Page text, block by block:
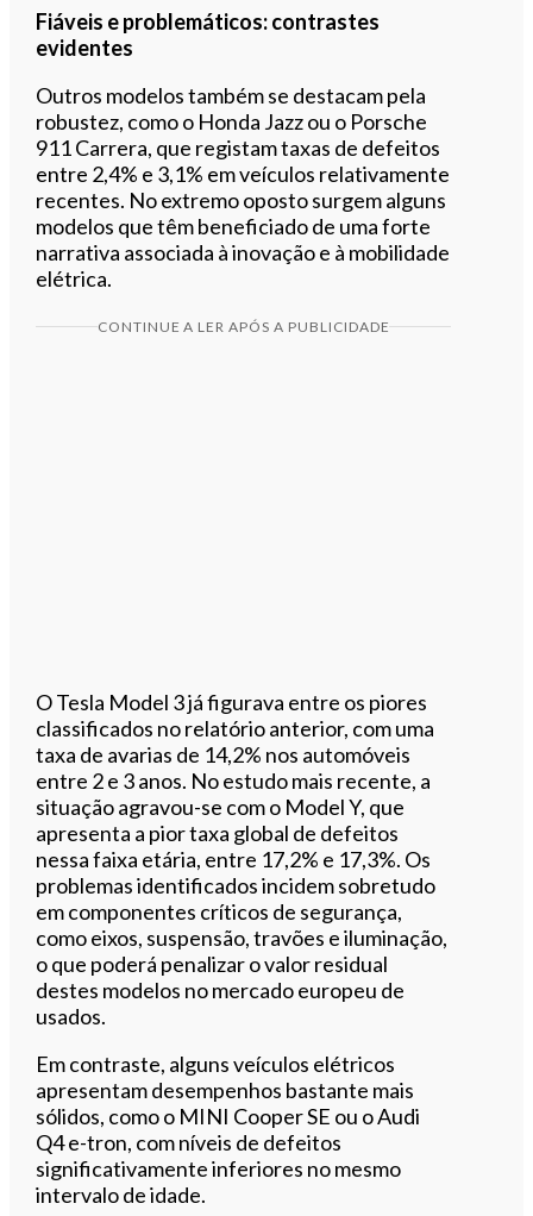
Fiáveis e problemáticos: contrastes
evidentes
Outros modelos também se destacam pela
robustez, como o Honda Jazz ou o Porsche
911 Carrera, que registam taxas de defeitos
entre 2,4% e 3,1% em veículos relativamente
recentes. No extremo oposto surgem alguns
modelos que têm beneficiado de uma forte
narrativa associada à inovação e à mobilidade
elétrica.
CONTINUE A LER APÓS A PUBLICIDADE
O Tesla Model 3 já figurava entre os piores
classificados no relatório anterior, com uma
taxa de avarias de 14,2% nos automóveis
entre 2 e 3 anos. No estudo mais recente, a
situação agravou-se com o Model Y, que
apresenta a pior taxa global de defeitos
nessa faixa etária, entre 17,2% e 17,3%. Os
problemas identificados incidem sobretudo
em componentes críticos de segurança,
como eixos, suspensão, travões e iluminação,
o que poderá penalizar o valor residual
destes modelos no mercado europeu de
usados.
Em contraste, alguns veículos elétricos
apresentam desempenhos bastante mais
sólidos, como o MINI Cooper SE ou o Audi
Q4 e-tron, com níveis de defeitos
significativamente inferiores no mesmo
intervalo de idade.